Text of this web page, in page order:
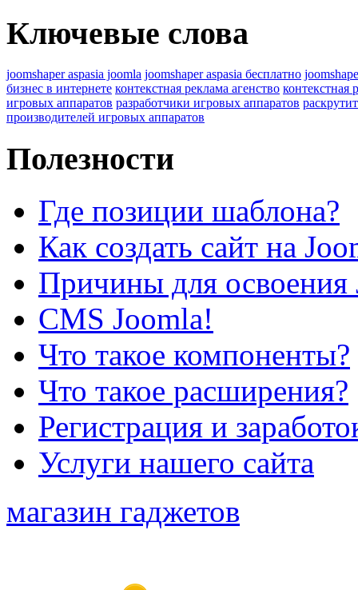
Ключевые слова
joomshaper aspasia joomla joomshaper aspasia бесплатно
бизнес в интернете контекстная реклама агенство контекстная
игровых аппаратов разработчики игровых аппаратов
производителей игровых аппаратов
Полезности
Где позиции шаблона?
Как создать сайт на
Причины для освоения
CMS Joomla!
Что такое компоненты?
Что такое расширения?
Регистрация и
Услуги нашего сайта
магазин гаджетов